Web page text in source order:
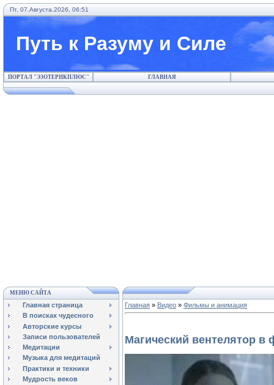
Пт, 07.Августа.2026, 06:51
Путь к Разуму и Силе
ПОРТАЛ "ЭЗОТЕРИКПЛЮС" ГЛАВНАЯ
МЕНЮ САЙТА
Главная страница
В поисках чудесного
Авторские курсы
Записи пользователей
Медитации
Музыка для медитаций
Практики и техники
Мудрость веков
Главная » Видео » Фильмы и анимация
Магический вентелятор в